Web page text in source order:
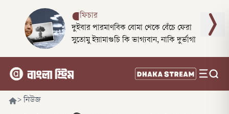
ফিচার
দুইবার পারমাণবিক বোমা থেকে বেঁচে ফেরা
সুতোমু ইয়ামাগুচি কি ভাগ্যবান, নাকি দুর্ভাগা
> নিউজ